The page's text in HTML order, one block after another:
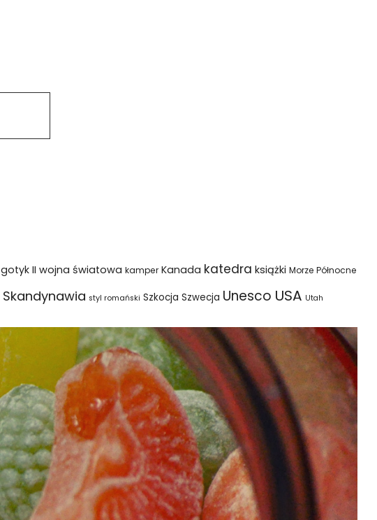
gotyk II wojna światowa kamper Kanada katedra książki Morze Północne
Skandynawia styl romański Szkocja Szwecja Unesco USA Utah